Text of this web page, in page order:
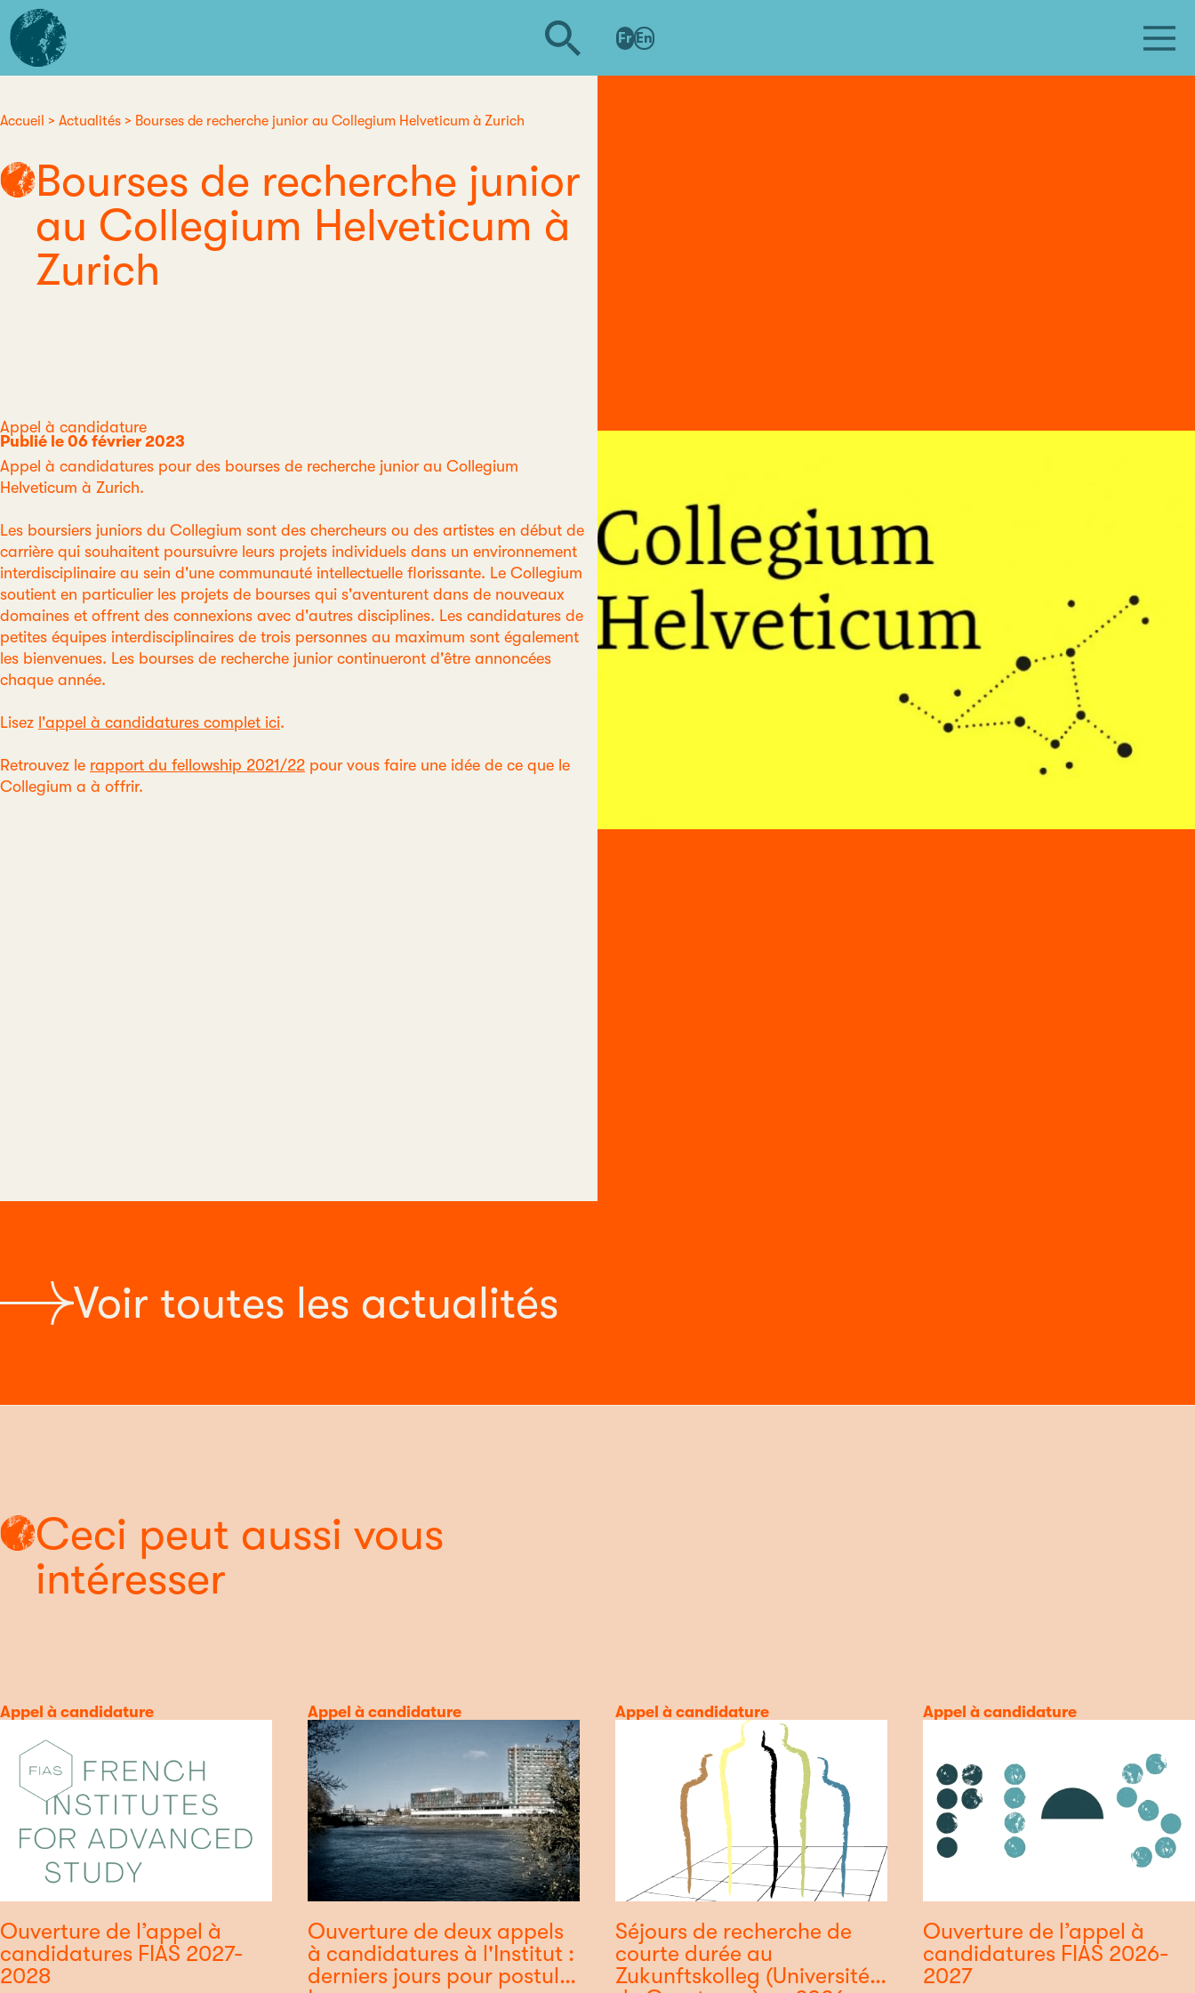
Aller
au
contenu
principal
L'institut
d'études
avancées
Fr En
d'Ariane
Accueil Actualités Bourses de recherche junior au Collegium Helveticum à Zurich
Bourses de recherche junior
au Collegium Helveticum à
Zurich
Publié le 06 février 2023
Catégorie
Appel à candidature
Appel à candidatures pour des bourses de recherche junior au Collegium
Helveticum à Zurich.
Les boursiers juniors du Collegium sont des chercheurs ou des artistes en début de
carrière qui souhaitent poursuivre leurs projets individuels dans un environnement
interdisciplinaire au sein d'une communauté intellectuelle florissante. Le Collegium
soutient en particulier les projets de bourses qui s'aventurent dans de nouveaux
domaines et offrent des connexions avec d'autres disciplines. Les candidatures de
petites équipes interdisciplinaires de trois personnes au maximum sont également
les bienvenues. Les bourses de recherche junior continueront d'être annoncées
chaque année.
Lisez l'appel à candidatures complet ici.
Retrouvez le rapport du fellowship 2021/22 pour vous faire une idée de ce que le
Collegium a à offrir.
Voir toutes les actualités
Ceci peut aussi vous
intéresser
Catégorie
Appel à candidature
Ouverture de l’appel à
candidatures FIAS 2027-
2028
Catégorie
Appel à candidature
Ouverture de deux appels
à candidatures à l'Institut :
derniers jours pour postuler
Catégorie
Appel à candidature
Séjours de recherche de
courte durée au
Zukunftskolleg (Université
Catégorie
Appel à candidature
Ouverture de l’appel à
candidatures FIAS 2026-
2027